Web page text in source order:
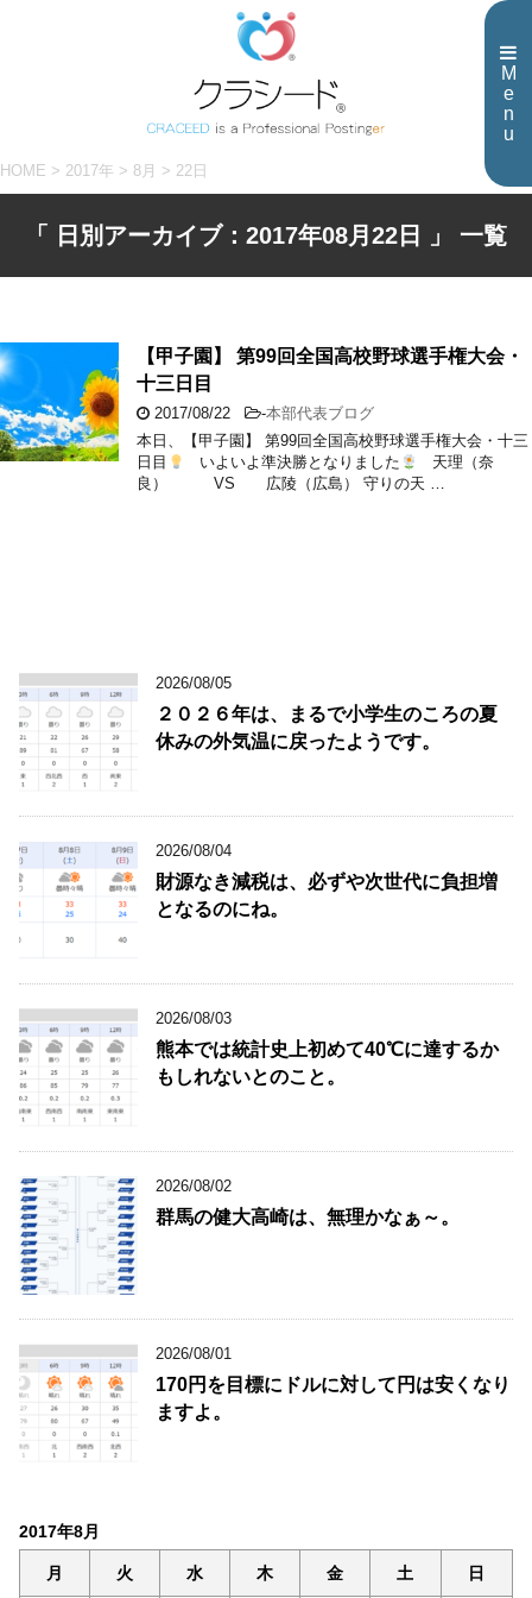
M
e
n
u
HOME > 2017年 > 8月 > 22日
「 日別アーカイブ：2017年08月22日 」 一覧
【甲子園】 第99回全国高校野球選手権大会・
十三日目
2017/08/22 -本部代表ブログ
本日、【甲子園】 第99回全国高校野球選手権大会・十三
日目
いよいよ準決勝となりました
天理（奈
良） VS 広陵（広島） 守りの天 …
2026/08/05
２０２６年は、まるで小学生のころの夏
休みの外気温に戻ったようです。
2026/08/04
財源なき減税は、必ずや次世代に負担増
となるのにね。
2026/08/03
熊本では統計史上初めて40℃に達するか
もしれないとのこと。
2026/08/02
群馬の健大高崎は、無理かなぁ～。
2026/08/01
170円を目標にドルに対して円は安くなり
ますよ。
2017年8月
月 火 水 木 金 土 日